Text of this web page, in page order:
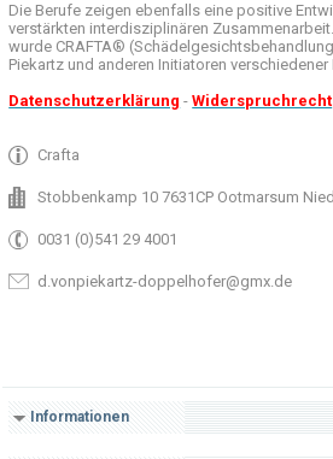
Die Berufe zeigen ebenfalls eine positive
verstärkten interdisziplinären Zusammenarbeit.
wurde CRAFTA® (Schädelgesichtsbehandlung
Piekartz und anderen Initiatoren verschiedener
Datenschutzerklärung -Widerspruchrecht
Crafta
Stobbenkamp 10 7631CP Ootmarsum
0031 (0)541 29 4001
d.vonpiekartz-doppelhofer@gmx.de
Informationen